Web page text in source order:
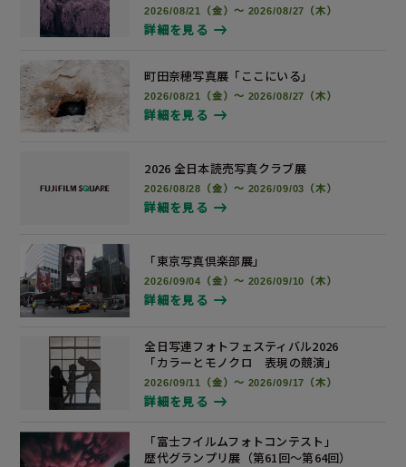
2026/08/21（金）～ 2026/08/27（木）
詳細を見る
町田奈穂写真展 「ここにいる」
2026/08/21（金）～ 2026/08/27（木）
詳細を見る
2026 全日本読売写真クラブ展
2026/08/28（金）～ 2026/09/03（木）
詳細を見る
「東京写真倶楽部展」
2026/09/04（金）～ 2026/09/10（木）
詳細を見る
全日写連フォトフェスティバル2026
「カラーとモノクロ 表現の競演」
2026/09/11（金）～ 2026/09/17（木）
詳細を見る
「富士フイルムフォトコンテスト」
歴代グランプリ展 （第61回～第64回）